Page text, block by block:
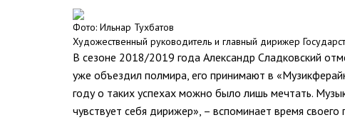
Фото: Ильнар Тухбатов
Художественный руководитель и главный дирижер
В сезоне 2018/2019 года Александр Сладковский
уже объездил полмира, его принимают в
году о таких успехах можно было лишь мечтать.
чувствует себя дирижер», – вспоминает время своего